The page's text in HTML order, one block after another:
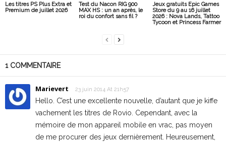
Les titres PS Plus Extra et
Premium de juillet 2026
Test du Nacon RIG 900
MAX HS : un an après, le
roi du confort sans fil ?
Jeux gratuits Epic Games
Store du 9 au 16 juillet
2026 : Nova Lands, Tattoo
Tycoon et Princess Farmer
1 COMMENTAIRE
Marievert 23 juin 2014 At 21h57
Hello. C’est une excellente nouvelle, d’autant que je kiffe
vachement les titres de Rovio. Cependant, avec la
mémoire de mon appareil mobile en vrac, pas moyen
de me procurer des jeux dernièrement. Heureusement,